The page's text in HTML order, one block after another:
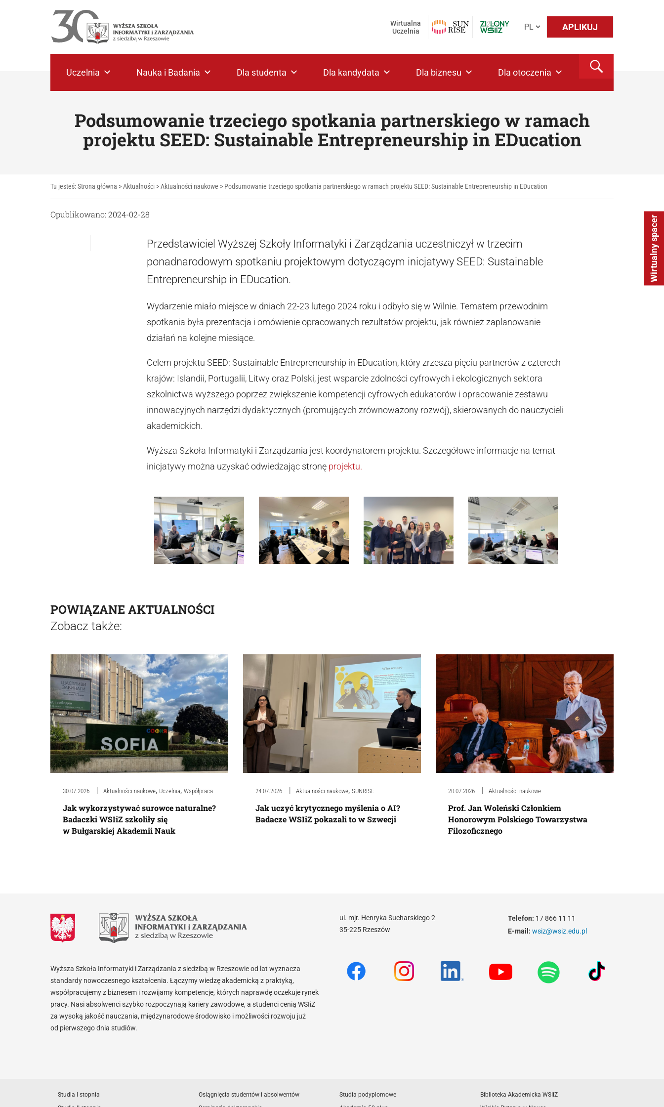
Wirtualny spacer
APLIKUJ
Wirtualna
Uczelnia
Uczelnia Nauka i Badania Dla studenta Dla kandydata Dla biznesu Dla otoczenia
Podsumowanie trzeciego spotkania partnerskiego w ramach
projektu SEED: Sustainable Entrepreneurship in EDucation
Tu jesteś:Strona główna >Aktualności >Aktualności naukowe > Podsumowanie trzeciego spotkania partnerskiego w ramach projektu SEED: Sustainable Entrepreneurship in EDucation
Opublikowano: 2024-02-28
Przedstawiciel Wyższej Szkoły Informatyki i Zarządzania uczestniczył w trzecim
ponadnarodowym spotkaniu projektowym dotyczącym inicjatywy SEED: Sustainable
Entrepreneurship in EDucation.
Wydarzenie miało miejsce w dniach 22-23 lutego 2024 roku i odbyło się w Wilnie. Tematem przewodnim
spotkania była prezentacja i omówienie opracowanych rezultatów projektu, jak również zaplanowanie
działań na kolejne miesiące.
Celem projektu SEED: Sustainable Entrepreneurship in EDucation, który zrzesza pięciu partnerów z czterech
krajów: Islandii, Portugalii, Litwy oraz Polski, jest wsparcie zdolności cyfrowych i ekologicznych sektora
szkolnictwa wyższego poprzez zwiększenie kompetencji cyfrowych edukatorów i opracowanie zestawu
innowacyjnych narzędzi dydaktycznych (promujących zrównoważony rozwój), skierowanych do nauczycieli
akademickich.
Wyższa Szkoła Informatyki i Zarządzania jest koordynatorem projektu. Szczegółowe informacje na temat
inicjatywy można uzyskać odwiedzając stronę projektu.
POWIĄZANE AKTUALNOŚCI
Zobacz także:
30.07.2026 Aktualności naukowe, Uczelnia, Współpraca
Jak wykorzystywać surowce naturalne?
Badaczki WSIiZ szkoliły się
w Bułgarskiej Akademii Nauk
24.07.2026 Aktualności naukowe, SUNRISE
Jak uczyć krytycznego myślenia o AI?
Badacze WSIiZ pokazali to w Szwecji
20.07.2026 Aktualności naukowe
Prof. Jan Woleński Członkiem
Honorowym Polskiego Towarzystwa
Filozoficznego
Wyższa Szkoła Informatyki i Zarządzania z siedzibą w Rzeszowie od lat wyznacza
standardy nowoczesnego kształcenia. Łączymy wiedzę akademicką z praktyką,
współpracujemy z biznesem i rozwijamy kompetencje, których naprawdę oczekuje rynek
pracy. Nasi absolwenci szybko rozpoczynają kariery zawodowe, a studenci cenią WSIiZ
za wysoką jakość nauczania, międzynarodowe środowisko i możliwości rozwoju już
od pierwszego dnia studiów.
ul. mjr. Henryka Sucharskiego 2
35-225 Rzeszów
Telefon: 17 866 11 11
E-mail: wsiz@wsiz.edu.pl
Studia I stopnia
Osiągnięcia studentów i absolwentów
Studia podyplomowe
Biblioteka Akademicka WSIiZ